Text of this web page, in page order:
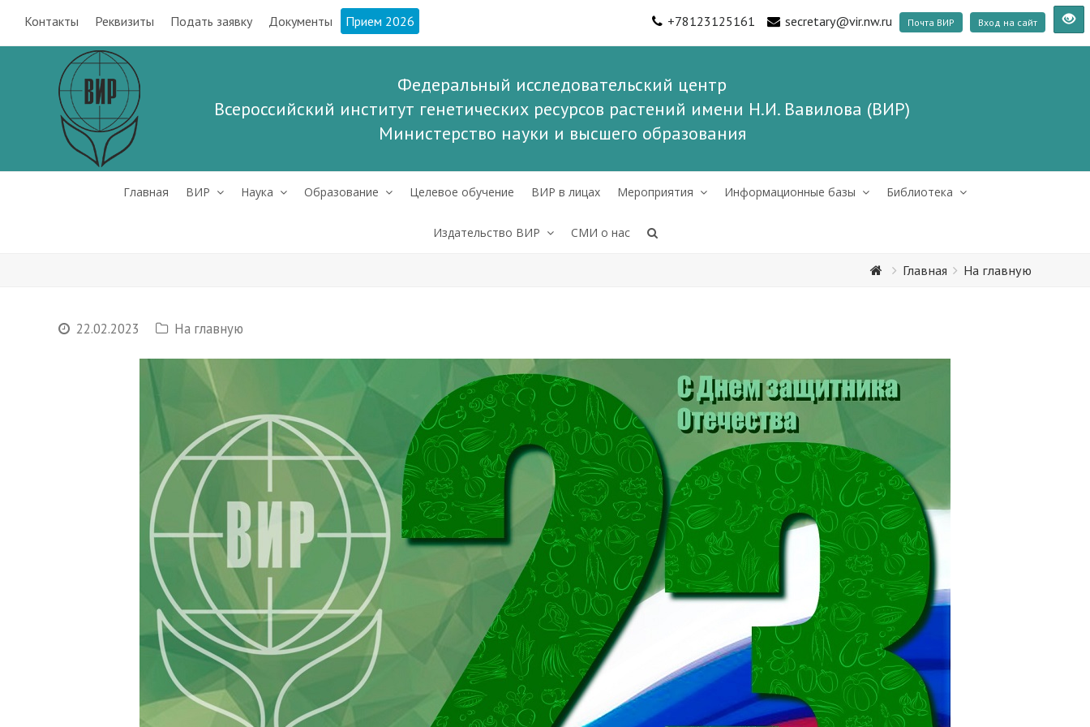
Контакты Реквизиты Подать заявку Документы Прием 2026 +78123125161 secretary@vir.nw.ru Почта ВИР Вход на сайт
Федеральный исследовательский центр
Всероссийский институт генетических ресурсов растений имени Н.И. Вавилова (ВИР)
Министерство науки и высшего образования
Главная ВИР Наука Образование Целевое обучение ВИР в лицах Мероприятия Информационные базы Библиотека
Издательство ВИР СМИ о нас
Главная На главную
22.02.2023 На главную